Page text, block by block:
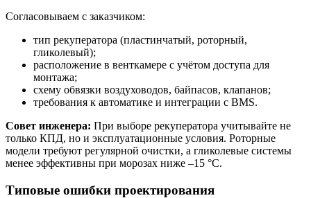
Согласовываем с заказчиком:
тип рекуператора (пластинчатый, роторный,
гликолевый);
расположение в венткамере с учётом доступа для
монтажа;
схему обвязки воздуховодов, байпасов, клапанов;
требования к автоматике и интеграции с BMS.
Совет инженера: При выборе рекуператора учитывайте не
только КПД, но и эксплуатационные условия. Роторные
модели требуют регулярной очистки, а гликолевые системы
менее эффективны при морозах ниже –15 °C.
Типовые ошибки проектирования